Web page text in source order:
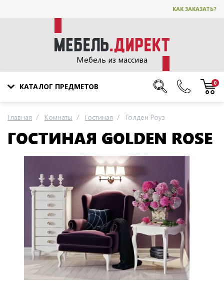
КАК ЗАКАЗАТЬ?
Мебель из массива
КАТАЛОГ ПРЕДМЕТОВ 0
Главная Комнаты Гостиная Голден Роуз
ГОСТИНАЯ GOLDEN ROSE